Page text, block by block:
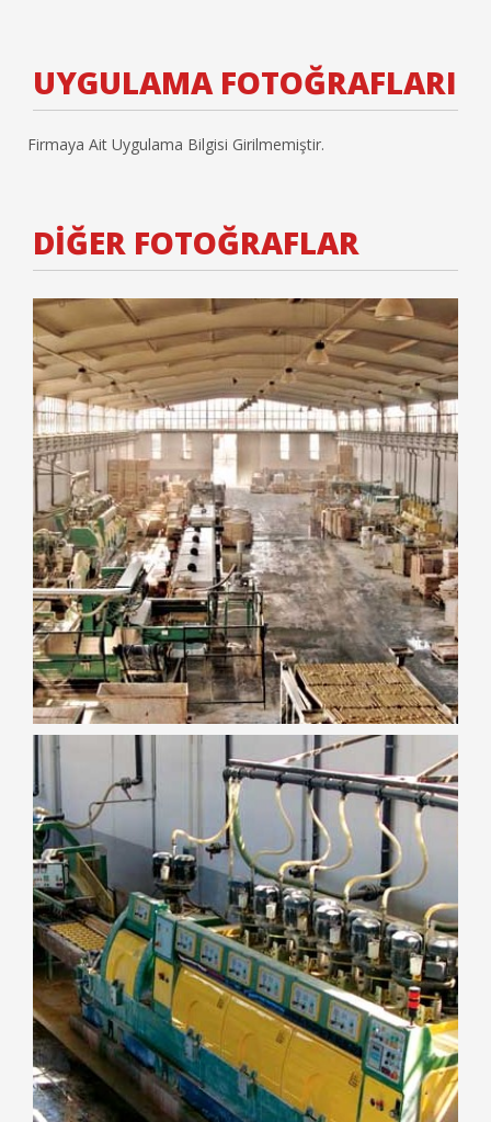
UYGULAMA FOTOĞRAFLARI
Firmaya Ait Uygulama Bilgisi Girilmemiştir.
DİĞER FOTOĞRAFLAR